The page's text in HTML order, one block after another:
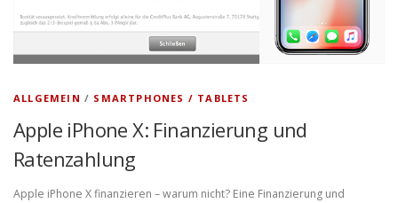
ALLGEMEIN / SMARTPHONES / TABLETS
Apple iPhone X: Finanzierung und
Ratenzahlung
Apple iPhone X finanzieren – warum nicht? Eine Finanzierung und